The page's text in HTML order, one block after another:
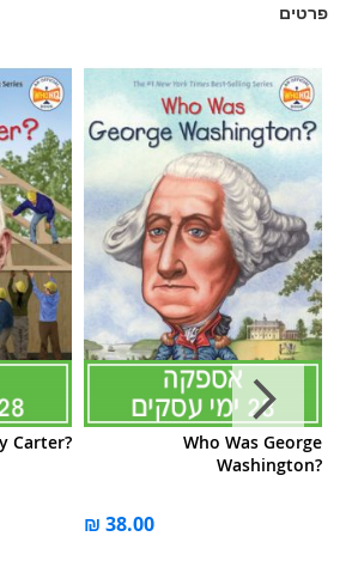
פרטים
Carter?
Who Was George
Washington?